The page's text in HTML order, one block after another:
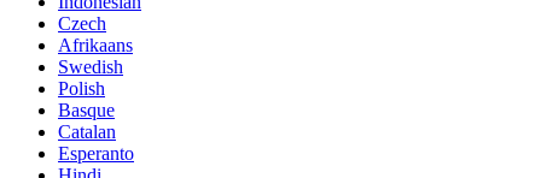
Czech
Afrikaans
Swedish
Polish
Basque
Catalan
Esperanto